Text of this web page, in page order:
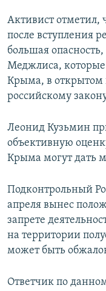
Активист отметил,
после вступления
большая
Меджлиса,
Крыма, в открытом
российскому
Леонид Кузьмин
объективную
Крыма могут дать
Подконтрольный
апреля вынес
запрете
на территории
может быть
Ответчик по